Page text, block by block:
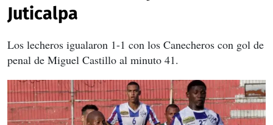
Juticalpa
Los lecheros igualaron 1-1 con los Canecheros con gol de
penal de Miguel Castillo al minuto 41.